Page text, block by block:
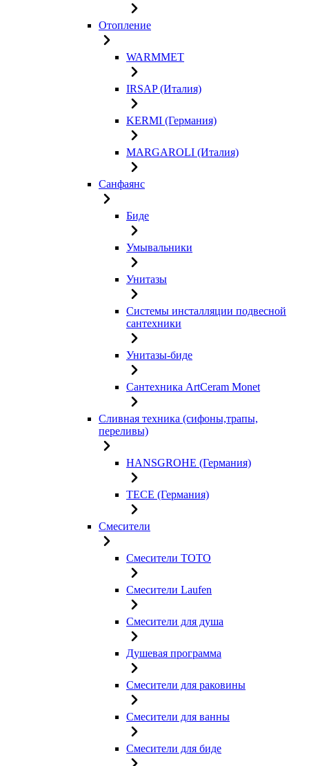
Отопление
WARMMET
IRSAP (Италия)
KERMI (Германия)
MARGAROLI (Италия)
Санфаянс
Биде
Умывальники
Унитазы
Системы инсталляции подвесной
сантехники
Унитазы-биде
Сантехника ArtCeram Monet
Сливная техника (сифоны,трапы,
переливы)
HANSGROHE (Германия)
TECE (Германия)
Смесители
Смесители TOTO
Смесители Laufen
Смесители для душа
Душевая программа
Смесители для раковины
Смесители для ванны
Смесители для биде